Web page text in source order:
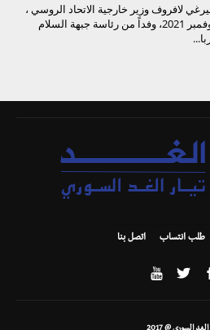
لافروف وزير خارجية الاتحاد الروسي ،
اليوم الجمعة 5 تشرين الثاني / نوفمبر 2021، وفداً من رئاسة جبهة السلام
طلب انتساب اتصل بنا